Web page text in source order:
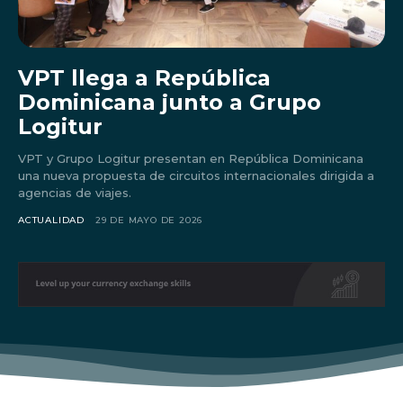
Don't miss
out!
VPT llega a República
Dominicana junto a Grupo
Logitur
VPT y Grupo Logitur presentan en República Dominicana
una nueva propuesta de circuitos internacionales dirigida a
agencias de viajes.
ACTUALIDAD 29 DE MAYO DE 2026